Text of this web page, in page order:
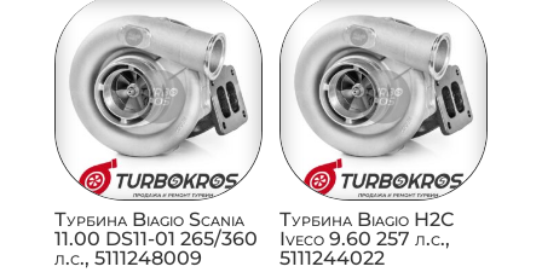
Турбина Biagio Scania
11.00 DS11-01 265/360
л.с., 5111248009
Турбина Biagio H2C
Iveco 9.60 257 л.с.,
5111244022